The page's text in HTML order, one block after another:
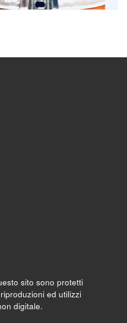
sito sono protetti
ed utilizzi
digitale.